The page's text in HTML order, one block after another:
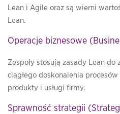
Lean i Agile oraz są wierni
Lean.
Operacje biznesowe
Zespoły stosują zasady Lean do
ciągłego doskonalenia
produkty i usługi firmy.
Sprawność strategii